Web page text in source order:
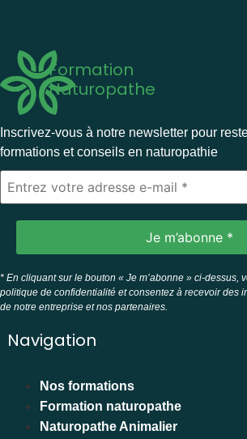
Formation
Naturopathe
Inscrivez-vous à notre newsletter pour
formations et conseils en naturopathie
* En cliquant sur le bouton « Je m’abonne » ci-dessus,
politique de confidentialité et consentez à recevoir des
de notre entreprise et nos partenaires.
Navigation
Nos formations
Formation naturopathe
Naturopathe Animalier